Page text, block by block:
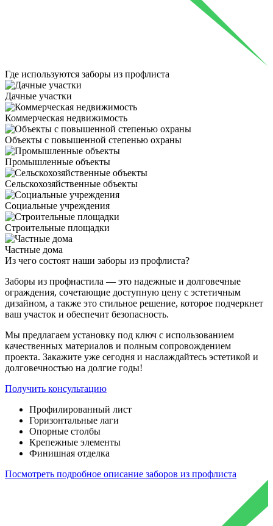
Где используются заборы из профлиста
Дачные участки
Коммерческая недвижимость
Объекты с повышенной степенью охраны
Промышленные объекты
Сельскохозяйственные объекты
Социальные учреждения
Строительные площадки
Частные дома
Из чего состоят наши заборы из профлиста?
Заборы из профнастила — это надежные и долговечные
ограждения, сочетающие доступную цену с эстетичным
дизайном, а также это стильное решение, которое подчеркнет
ваш участок и обеспечит безопасность.
Мы предлагаем установку под ключ с использованием
качественных материалов и полным сопровождением
проекта. Закажите уже сегодня и наслаждайтесь эстетикой и
долговечностью на долгие годы!
Получить консультацию
Профилированный лист
Горизонтальные лаги
Опорные столбы
Крепежные элементы
Финишная отделка
Посмотреть подробное описание заборов из профлиста